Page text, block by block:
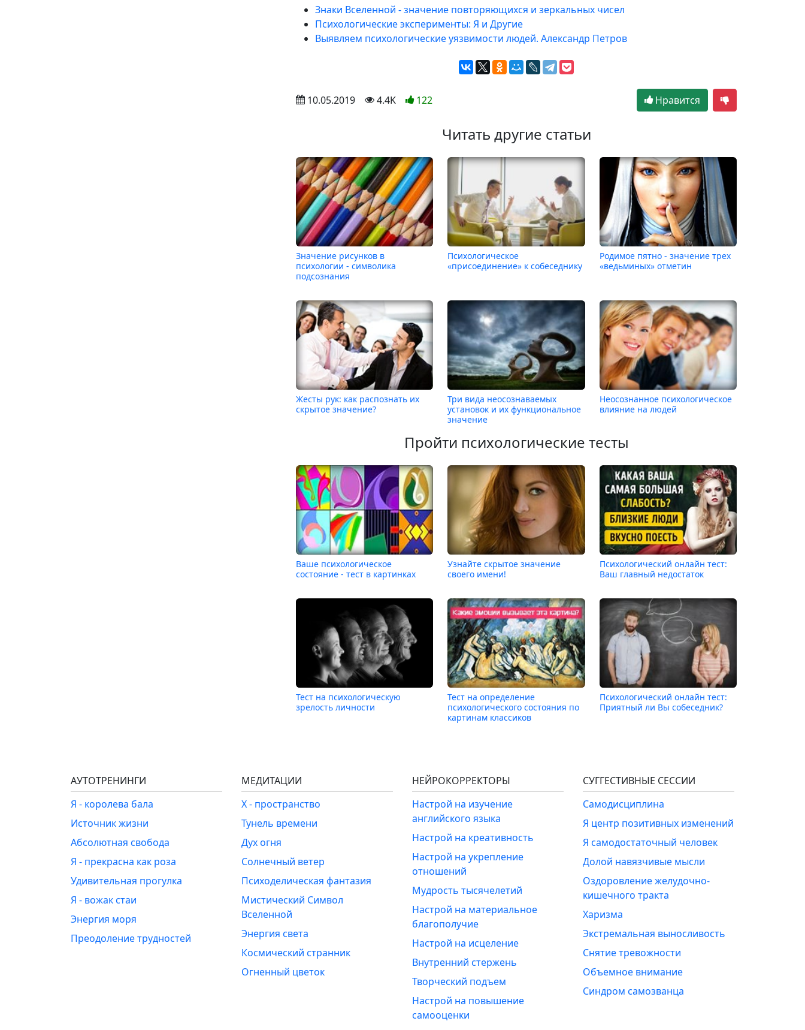
Знаки Вселенной - значение повторяющихся и зеркальных чисел
Психологические эксперименты: Я и Другие
Выявляем психологические уязвимости людей. Александр Петров
10.05.2019 4.4K 122 Нравится
Читать другие статьи
Значение рисунков в
психологии - символика
подсознания
Психологическое
«присоединение» к собеседнику
Родимое пятно - значение трех
«ведьминых» отметин
Жесты рук: как распознать их
скрытое значение?
Три вида неосознаваемых
установок и их функциональное
значение
Неосознанное психологическое
влияние на людей
Пройти психологические тесты
Ваше психологическое
состояние - тест в картинках
Узнайте скрытое значение
своего имени!
Психологический онлайн тест:
Ваш главный недостаток
Тест на психологическую
зрелость личности
Тест на определение
психологического состояния по
картинам классиков
Психологический онлайн тест:
Приятный ли Вы собеседник?
АУТОТРЕНИНГИ
Я - королева бала
Источник жизни
Абсолютная свобода
Я - прекрасна как роза
Удивительная прогулка
Я - вожак стаи
Энергия моря
Преодоление трудностей
МЕДИТАЦИИ
Х - пространство
Тунель времени
Дух огня
Солнечный ветер
Психоделическая фантазия
Мистический Символ
Вселенной
Энергия света
Космический странник
Огненный цветок
НЕЙРОКОРРЕКТОРЫ
Настрой на изучение
английского языка
Настрой на креативность
Настрой на укрепление
отношений
Мудрость тысячелетий
Настрой на материальное
благополучие
Настрой на исцеление
Внутренний стержень
Творческий подъем
Настрой на повышение
самооценки
СУГГЕСТИВНЫЕ СЕССИИ
Самодисциплина
Я центр позитивных изменений
Я самодостаточный человек
Долой навязчивые мысли
Оздоровление желудочно-
кишечного тракта
Харизма
Экстремальная выносливость
Снятие тревожности
Объемное внимание
Синдром самозванца